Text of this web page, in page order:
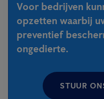
Voor bedrijven
opzetten waarbij
preventief
ongedierte.
STUUR